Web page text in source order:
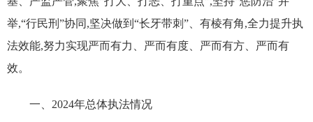
举,“行民刑”协同,坚决做到“长牙带刺”、有棱有角,全力提升执
法效能,努力实现严而有力、严而有度、严而有方、严而有
效。
一、2024年总体执法情况